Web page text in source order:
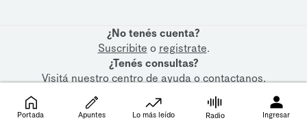
¿No tenés cuenta?
Suscribite o registrate.
¿Tenés consultas?
Visitá nuestrocentro de ayudaocontactanos.
Portada Apuntes Lo más leído Radio Ingresar